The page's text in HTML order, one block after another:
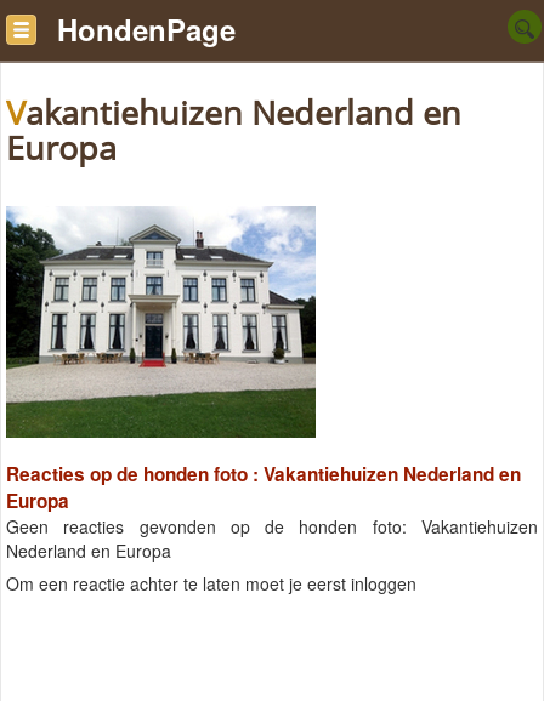
HondenPage
Vakantiehuizen Nederland en
Europa
Reacties op de honden foto : Vakantiehuizen Nederland en
Europa
Geen reacties gevonden op de honden foto: Vakantiehuizen
Nederland en Europa
Om een reactie achter te laten moet je eerst inloggen